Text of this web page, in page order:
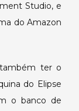
Studio, e
do Amazon
ter o
do Elipse
o banco de